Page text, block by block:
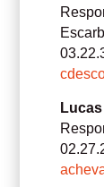
Lucas